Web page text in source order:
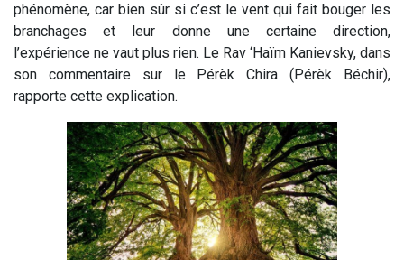
phénomène, car bien sûr si c’est le vent qui fait bouger les
branchages et leur donne une certaine direction,
l’expérience ne vaut plus rien. Le Rav ‘Haïm Kanievsky, dans
son commentaire sur le Pérèk Chira (Pérèk Béchir),
rapporte cette explication.